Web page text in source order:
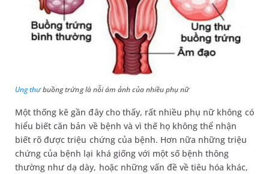
Ung thưbuồng trứng là nỗi ám ảnh của nhiều phụ nữ
Một thống kê gần đây cho thấy, rất nhiều phụ nữ không có
hiểu biết căn bản về bệnh và vì thế họ không thể nhận
biết rõ được triệu chứng của bệnh. Hơn nữa những triệu
chứng của bệnh lại khá giống với một số bệnh thông
thường như dạ dày, hoặc những vấn đề về tiêu hóa khác,